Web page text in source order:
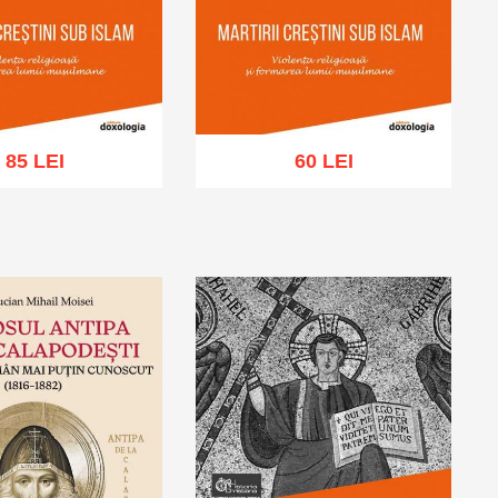
în coș Wishlist
85 LEI
Adaugă în coș Wishlist
60 LEI